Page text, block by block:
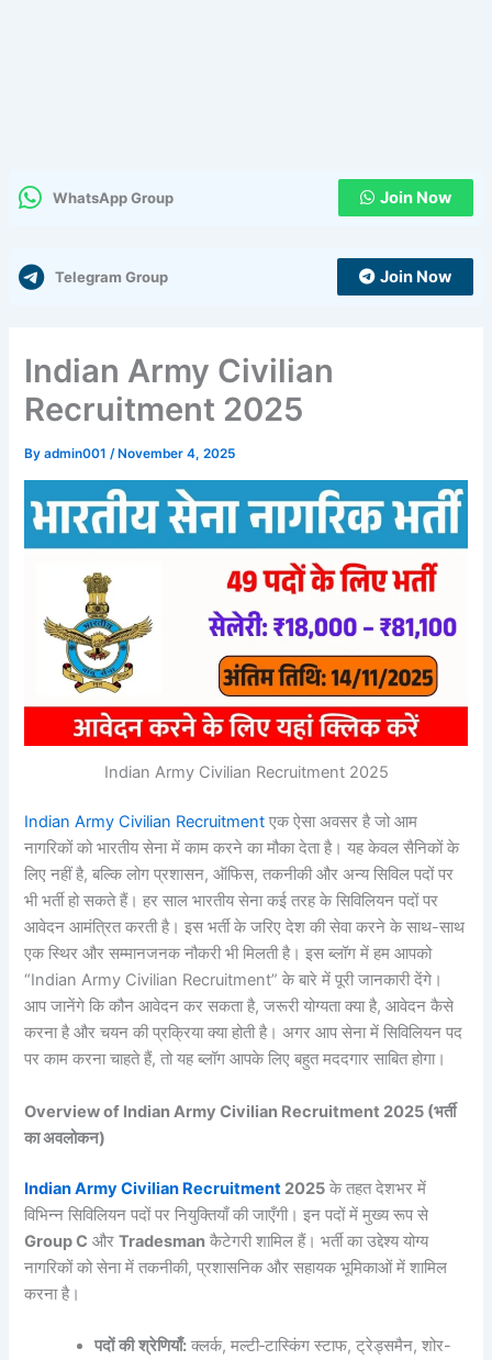
WhatsApp Group Join Now
Telegram Group Join Now
Indian Army Civilian
Recruitment 2025
Byadmin001/ November 4, 2025
Indian Army Civilian Recruitment 2025
Indian Army Civilian Recruitment एक ऐसा अवसर है जो आम
नागरिकों को भारतीय सेना में काम करने का मौका देता है। यह केवल सैनिकों के
लिए नहीं है, बल्कि लोग प्रशासन, ऑफिस, तकनीकी और अन्य सिविल पदों पर
भी भर्ती हो सकते हैं। हर साल भारतीय सेना कई तरह के सिविलियन पदों पर
आवेदन आमंत्रित करती है। इस भर्ती के जरिए देश की सेवा करने के साथ-साथ
एक स्थिर और सम्मानजनक नौकरी भी मिलती है। इस ब्लॉग में हम आपको
“Indian Army Civilian Recruitment” के बारे में पूरी जानकारी देंगे।
आप जानेंगे कि कौन आवेदन कर सकता है, जरूरी योग्यता क्या है, आवेदन कैसे
करना है और चयन की प्रक्रिया क्या होती है। अगर आप सेना में सिविलियन पद
पर काम करना चाहते हैं, तो यह ब्लॉग आपके लिए बहुत मददगार साबित होगा।
Overview of Indian Army Civilian Recruitment 2025 (भर्ती
का अवलोकन)
Indian Army Civilian Recruitment 2025 के तहत देशभर में
विभिन्न सिविलियन पदों पर नियुक्तियाँ की जाएँगी। इन पदों में मुख्य रूप से
Group C औरTradesman कैटेगरी शामिल हैं। भर्ती का उद्देश्य योग्य
नागरिकों को सेना में तकनीकी, प्रशासनिक और सहायक भूमिकाओं में शामिल
करना है।
पदों की श्रेणियाँ: क्लर्क, मल्टी‑टास्किंग स्टाफ, ट्रेड्समैन, शोर-